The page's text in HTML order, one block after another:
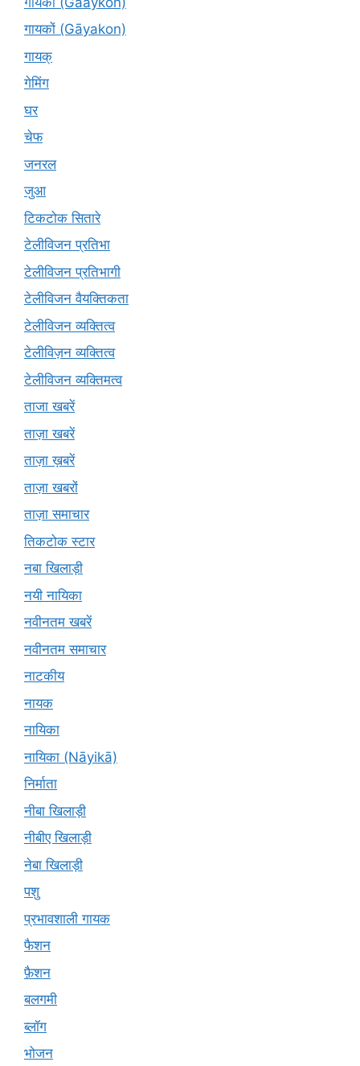
गायकों (Gāyakon)
गायक्
गेमिंग
घर
चेफ
जनरल
जुआ
टिकटोक सितारे
टेलीविजन प्रतिभा
टेलीविजन प्रतिभागी
टेलीविजन वैयक्तिकता
टेलीविजन व्यक्तित्व
टेलीविज़न व्यक्तित्व
टेलीविजन व्यक्तिमत्व
ताजा खबरें
ताज़ा खबरें
ताज़ा ख़बरें
ताज़ा खबरों
ताज़ा समाचार
तिकटोक स्टार
नबा खिलाड़ी
नयी नायिका
नवीनतम खबरें
नवीनतम समाचार
नाटकीय
नायक
नायिका
नायिका (Nāyikā)
निर्माता
नीबा खिलाड़ी
नीबीए खिलाड़ी
नेबा खिलाड़ी
पशु
प्रभावशाली गायक
फैशन
फ़ैशन
बलगमी
ब्लॉग
भोजन